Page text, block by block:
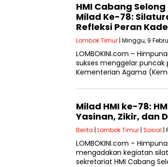
HMI Cabang
Milad Ke-78:
Refleksi Peran
Lombok Timur | Minggu, 9
LOMBOKINI.com –
sukses menggelar puncak
Kementerian Agama
Milad HMI ke-78:
Yasinan, Zikir, dan
Berita | Lombok Timur | Sosial |
LOMBOKINI.com –
mengadakan kegiatan
sekretariat HMI Cabang